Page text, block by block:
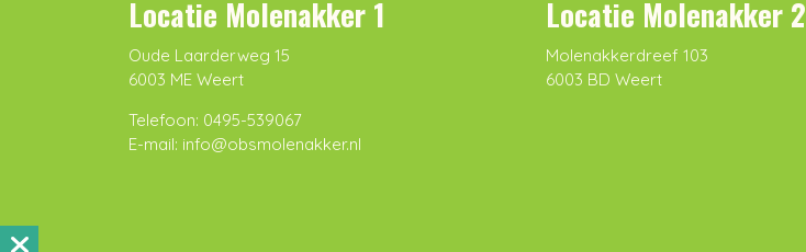
Locatie Molenakker 1
Oude Laarderweg 15
6003 ME Weert
Telefoon: 0495-539067
E-mail: info@obsmolenakker.nl
Locatie Molenakker 2
Molenakkerdreef 103
6003 BD Weert